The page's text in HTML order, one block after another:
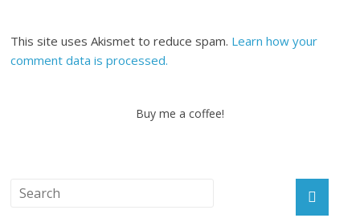
This site uses Akismet to reduce spam. Learn how your
comment data is processed.
Buy me a coffee!